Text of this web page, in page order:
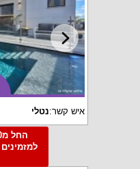
איש קשר:נטלי